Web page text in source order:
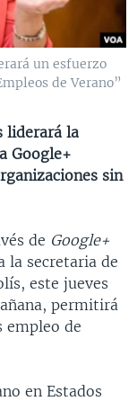
un esfuerzo
de Verano”
liderará la
Google+
sin
de Google+
la secretaria de
este jueves
permitirá
empleo de
en Estados